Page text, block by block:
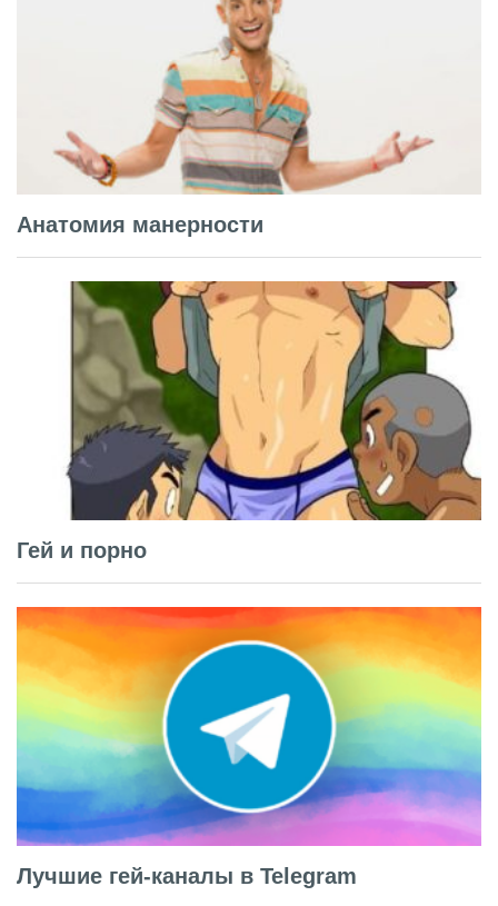
Анатомия манерности
Гей и порно
Лучшие гей-каналы в Telegram